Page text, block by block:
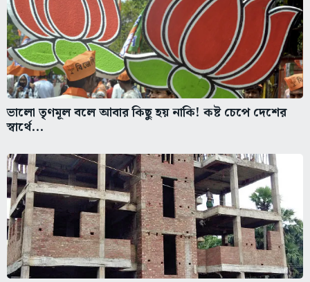
ভালো তৃণমূল বলে আবার কিছু হয় নাকি! কষ্ট চেপে দেশের
স্বার্থে...